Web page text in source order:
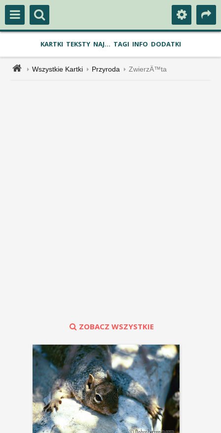
KARTKI TEKSTY NAJ... TAGI INFO DODATKI
Wszystkie Kartki Przyroda ZwierzÄ™ta
ZOBACZ WSZYSTKIE